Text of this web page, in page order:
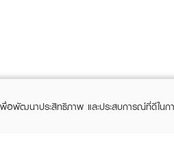
เพื่อพัฒนาประสิทธิภาพ และประสบการณ์ที่ดีใน